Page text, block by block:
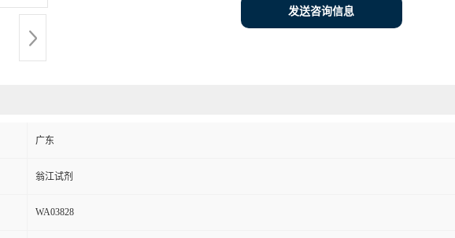
发送咨询信息
广东
翁江试剂
WA03828